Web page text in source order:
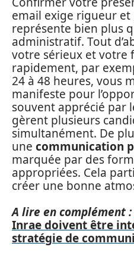
email exige rigueur
représente bien plus
administratif. Tout
votre sérieux et votre
rapidement, par
24 à 48 heures, vous
manifeste pour
souvent apprécié par
gèrent plusieurs
simultanément. De
une communication
marquée par des
appropriées. Cela
créer une bonne
A lire en complément :
Inrae doivent être
stratégie de